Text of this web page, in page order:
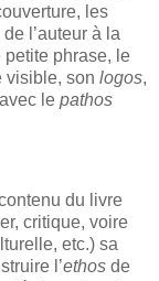
les
l’auteur à la
petite phrase, le
visible, son logos,
le pathos
du livre
critique, voire
etc.) sa
l’ethos de